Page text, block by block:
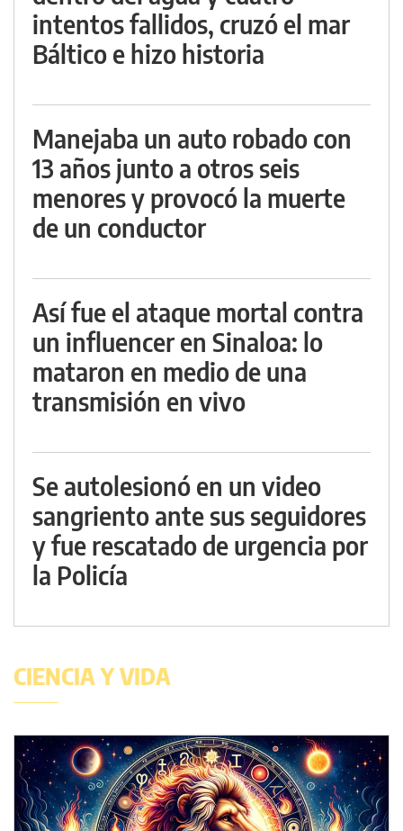
intentos fallidos, cruzó el mar
Báltico e hizo historia
Manejaba un auto robado con
13 años junto a otros seis
menores y provocó la muerte
de un conductor
Así fue el ataque mortal contra
un influencer en Sinaloa: lo
mataron en medio de una
transmisión en vivo
Se autolesionó en un video
sangriento ante sus seguidores
y fue rescatado de urgencia por
la Policía
CIENCIA Y VIDA